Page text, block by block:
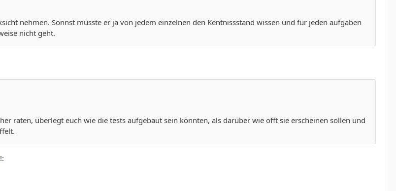
nehmen. Sonnst müsste er ja von jedem einzelnen den Kentnissstand wissen und für jeden aufgaben
nicht geht.
raten, überlegt euch wie die tests aufgebaut sein könnten, als darüber wie offt sie erscheinen sollen und